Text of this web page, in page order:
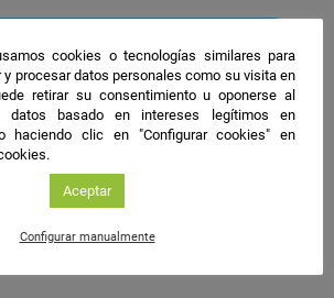
#NIGHTSpain
cookies o tecnologías similares para
y procesar datos personales como su visita en
retirar su consentimiento u oponerse al
datos basado en intereses legítimos en
haciendo clic en "Configurar cookies" en
Aceptar
Configurar manualmente